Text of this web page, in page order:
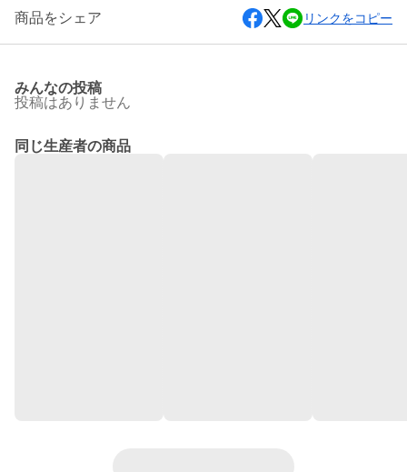
商品をシェア リンクをコピー
みんなの投稿
投稿はありません
同じ生産者の商品